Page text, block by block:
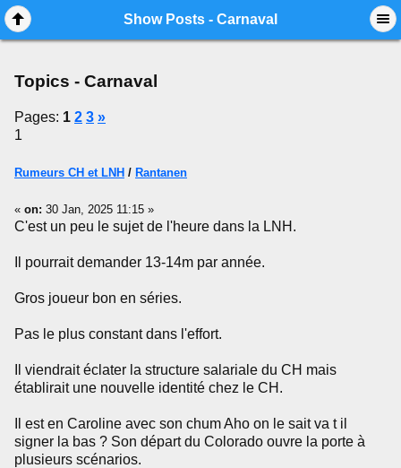
Show Posts - Carnaval
Topics - Carnaval
Pages: 1 2 3 »
1
Rumeurs CH et LNH / Rantanen
« on: 30 Jan, 2025 11:15 »
C'est un peu le sujet de l'heure dans la LNH.
Il pourrait demander 13-14m par année.
Gros joueur bon en séries.
Pas le plus constant dans l'effort.
Il viendrait éclater la structure salariale du CH mais
établirait une nouvelle identité chez le CH.
Il est en Caroline avec son chum Aho on le sait va t il
signer la bas ? Son départ du Colorado ouvre la porte à
plusieurs scénarios.